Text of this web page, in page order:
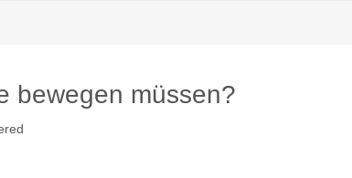
bewegen müssen?